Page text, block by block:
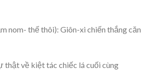
nom- thế thôi): Giôn-xi chiến thắng căn
thật về kiệt tác chiếc lá cuối cùng